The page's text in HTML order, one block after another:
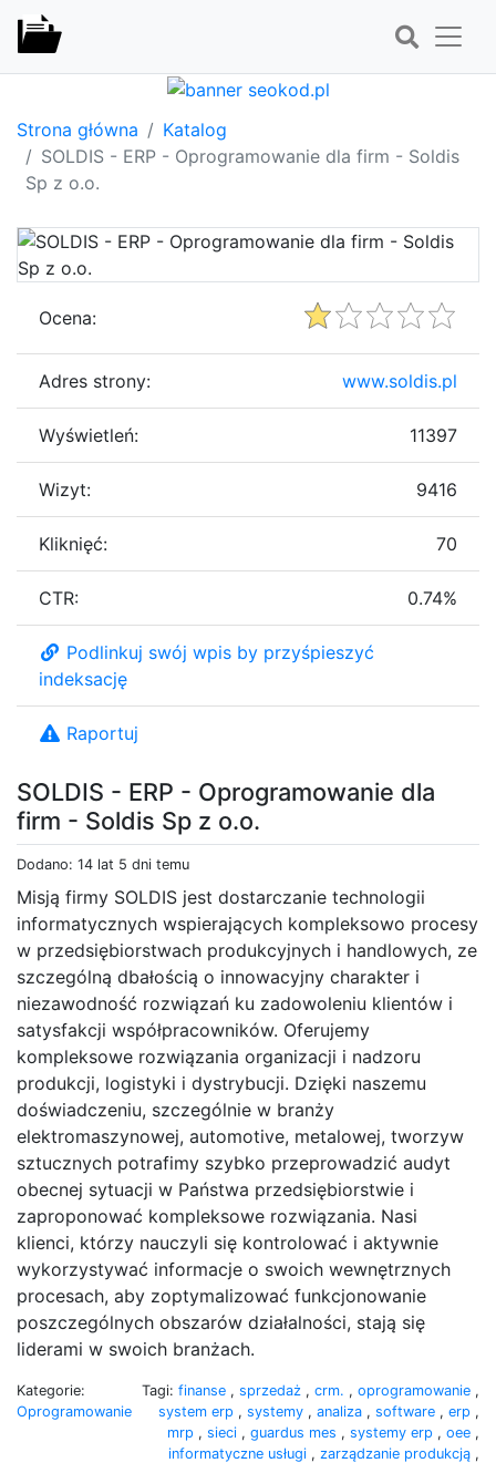
Strona główna
Katalog
SOLDIS - ERP - Oprogramowanie dla firm - Soldis
Sp z o.o.
SOLDIS - ERP - Oprogramowanie dla
firm - Soldis Sp z o.o.
Dodano: 14 lat 5 dni temu
Misją firmy SOLDIS jest dostarczanie technologii
informatycznych wspierających kompleksowo procesy
w przedsiębiorstwach produkcyjnych i handlowych, ze
szczególną dbałością o innowacyjny charakter i
niezawodność rozwiązań ku zadowoleniu klientów i
satysfakcji współpracowników. Oferujemy
kompleksowe rozwiązania organizacji i nadzoru
produkcji, logistyki i dystrybucji. Dzięki naszemu
doświadczeniu, szczególnie w branży
elektromaszynowej, automotive, metalowej, tworzyw
sztucznych potrafimy szybko przeprowadzić audyt
obecnej sytuacji w Państwa przedsiębiorstwie i
zaproponować kompleksowe rozwiązania. Nasi
klienci, którzy nauczyli się kontrolować i aktywnie
wykorzystywać informacje o swoich wewnętrznych
procesach, aby zoptymalizować funkcjonowanie
poszczególnych obszarów działalności, stają się
liderami w swoich branżach.
Kategorie:
Oprogramowanie
Tagi: finanse , sprzedaż , crm. , oprogramowanie ,
system erp , systemy , analiza , software , erp ,
mrp , sieci , guardus mes , systemy erp , oee ,
informatyczne usługi , zarządzanie produkcją ,
Ocena:
Adres strony: www.soldis.pl
Wyświetleń: 11397
Wizyt: 9416
Kliknięć: 70
CTR: 0.74%
Podlinkuj swój wpis by przyśpieszyć
indeksację
Raportuj